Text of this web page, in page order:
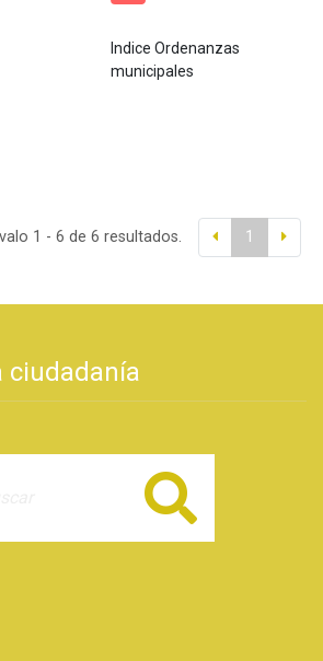
Indice Ordenanzas
municipales
1 - 6 de 6 resultados. 1
ciudadanía
Buscar